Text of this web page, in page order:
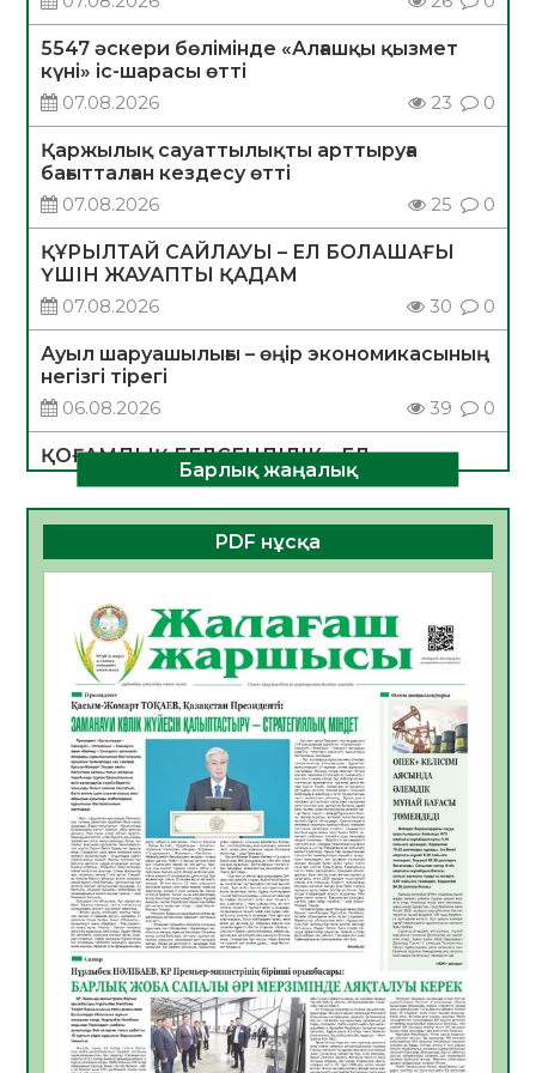
5547 әскери бөлімінде «Алғашқы қызмет
күні» іс-шарасы өтті
07.08.2026
23 0
Қаржылық сауаттылықты арттыруға
бағытталған кездесу өтті
07.08.2026
25 0
ҚҰРЫЛТАЙ САЙЛАУЫ – ЕЛ БОЛАШАҒЫ
ҮШІН ЖАУАПТЫ ҚАДАМ
07.08.2026
30 0
Ауыл шаруашылығы – өңір экономикасының
негізгі тірегі
06.08.2026
39 0
ҚОҒАМДЫҚ БЕЛСЕНДІЛІК – ЕЛ
ДАМУЫНЫҢ НЕГІЗІ
06.08.2026
36 0
ҚҰРЫЛТАЙ САЙЛАУЫ – БОЛАШАҚҚА
06.08.2026
Инфекциялық ауруларға қарсы иммундау
жұмыстарының тиімділігі
06.08.2026
40
Көкжөтел ауруы туралы
06.08.2026
36
АПВ вакцинасы туралы мәлімет
06.08.2026
36
Open Air: Қызылорда облысы полиция
департаменті 20 мыңнан астам
көрерменнің қауіпсіздігін қамтамасыз етті
06.08.2026
48
ҚЫЗЫЛОРДАДА «САНАЛЫ ҰРПАҚ –
ЖАРҚЫН БОЛАШАҚ» АТТЫ КЕҢЕЙТІЛГЕН
Барлық жаңалық
PDF нұсқа